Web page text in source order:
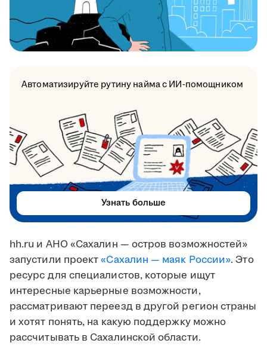
hh.ru и АНО «Сахалин — остров возможностей»
запустили проект«Сахалин — маяк России». Это
ресурс для специалистов, которые ищут
интересные карьерные возможности,
рассматривают переезд в другой регион страны
и хотят понять, на какую поддержку можно
рассчитывать в Сахалинской области.
Автоматизируйте рутину найма с ИИ-помощником
Узнать больше